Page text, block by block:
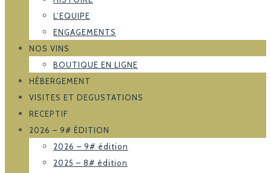
L’EQUIPE
ENGAGEMENTS
NOS VINS
BOUTIQUE EN LIGNE
HÉBERGEMENT
VISITES ET DEGUSTATIONS
RECEPTIF
2026 – 9# ÉDITION
2026 – 9# édition
2025 – 8# édition